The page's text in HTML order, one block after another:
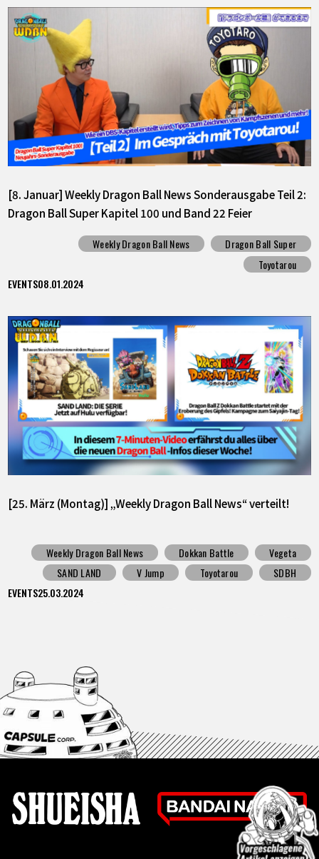
[8. Januar] Weekly Dragon Ball News Sonderausgabe Teil 2:
Dragon Ball Super Kapitel 100 und Band 22 Feier
Weekly Dragon Ball News
Dragon Ball Super
Toyotarou
EVENTS08.01.2024
[25. März (Montag)] „Weekly Dragon Ball News“ verteilt!
Weekly Dragon Ball News Dokkan Battle
Vegeta
SAND LAND
V Jump Toyotarou
SDBH
EVENTS25.03.2024